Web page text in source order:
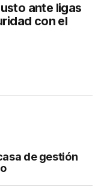
ante ligas
con el
de gestión